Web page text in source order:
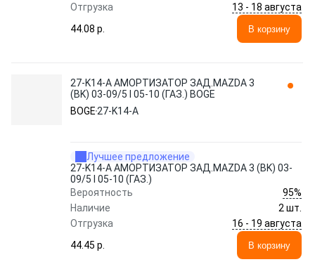
Отгрузка
13 - 18 августа
44.08 p.
В корзину
27-K14-A АМОРТИЗАТОР ЗАД.MAZDA 3
(BK) 03-09/5 I 05-10 (ГАЗ.) BOGE
BOGE 27-K14-A
Лучшее предложение
27-K14-A АМОРТИЗАТОР ЗАД.MAZDA 3 (BK) 03-
09/5 I 05-10 (ГАЗ.)
Вероятность
95%
Наличие
2 шт.
Отгрузка
16 - 19 августа
44.45 p.
В корзину